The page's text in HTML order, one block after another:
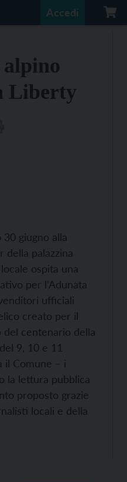
Accedi
Liberty
30 giugno alla
della palazzina
ospita una
per l’Adunata
ufficiali
creato per il
del centenario della
9, 10 e 11
il Comune – i
la lettura pubblica
proposto grazie
locali e della